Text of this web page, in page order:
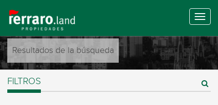
Resultados de la búsqueda
FILTROS